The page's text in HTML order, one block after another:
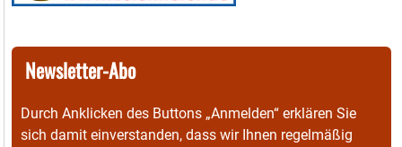
Newsletter-Abo
Durch Anklicken des Buttons „Anmelden“ erklären Sie
sich damit einverstanden, dass wir Ihnen regelmäßig